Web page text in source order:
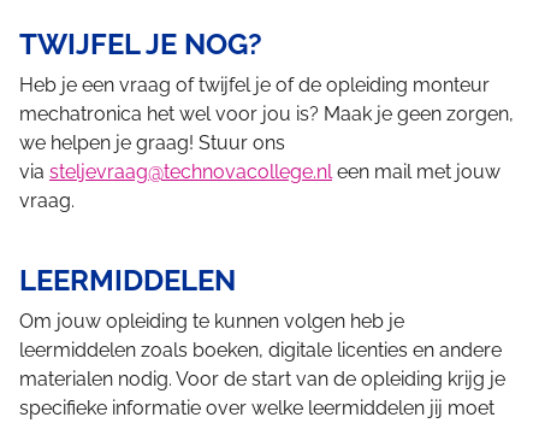
TWIJFEL JE NOG?
Heb je een vraag of twijfel je of de opleiding monteur
mechatronica het wel voor jou is? Maak je geen zorgen,
we helpen je graag! Stuur ons
via steljevraag@technovacollege.nleen mail met jouw
vraag.
LEERMIDDELEN
Om jouw opleiding te kunnen volgen heb je
leermiddelen zoals boeken, digitale licenties en andere
materialen nodig. Voor de start van de opleiding krijg je
specifieke informatie over welke leermiddelen jij moet